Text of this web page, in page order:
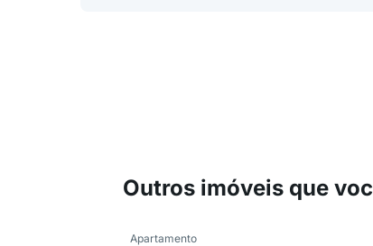
Outros imóveis que
Apartamento